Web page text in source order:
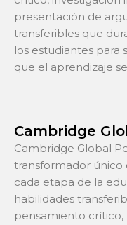
presentación de
transferibles que
los estudiantes para
que el aprendizaje
Cambridge
Cambridge Global
transformador único
cada etapa de la
habilidades
pensamiento crítico,